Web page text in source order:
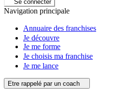
Se connecter
Navigation principale
Annuaire des franchises
Je découvre
Je me forme
Je choisis ma franchise
Je me lance
Etre rappelé par un coach